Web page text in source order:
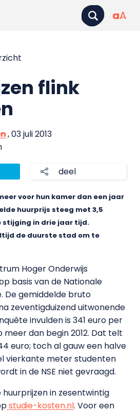
aA
flink
, 03 juli 2013
deel
voor hun kamer dan een jaar
huurprijs steeg met 3,5
in drie jaar tijd.
de duurste stad om te
Hoger Onderwijs
basis van de Nationale
De gemiddelde bruto
zeventigduizend uitwonende
invulden is 341 euro per
dan begin 2012. Dat telt
euro; toch al gauw een halve
vierkante meter studenten
in de NSE niet gevraagd.
in zesentwintig
studie-kosten.nl. Voor een